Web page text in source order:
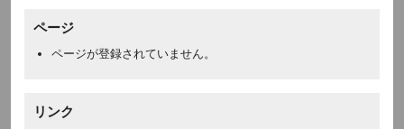
ページ
ページが登録されていません。
リンク